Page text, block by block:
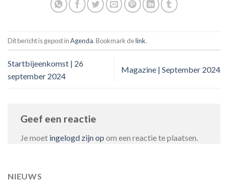
Dit bericht is gepost inAgenda. Bookmark delink.
Startbijeenkomst | 26
september 2024
Magazine | September 2024
Geef een reactie
Je moet ingelogd zijn op om een reactie te plaatsen.
NIEUWS